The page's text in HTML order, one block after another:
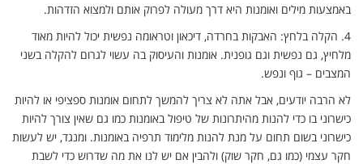
באמצעות מילים ואומנות היא דרך מעולה לפרוק אותם ולמצוא הזדהות.
4. הקלה בלחץ: האבקות בחרדה, דיכאון וטראומה נפשית יכול להיות מאוד
מלחיץ, גם נפשית וגם גופנית. אומנות והעיסוק בה עשוי לגרום להקלה בשני
המצבים – גוף ונפש.
לא הרבה יודעים, אבל אתה לא צריך להמשך לתחום אומנות ספציפי או להיות
כישרוני בו כדי להנות מהיתרונות של טיפול באומנות כמו גם שאין צורך להיות
כישרוני בשום תחום על מנת להנות מלימוד תרפיה באומנות. ומנגד, יש לעשות
חקר עצמי (כמו גם, חקר שוק) ולהבין אם יש לנו את מה שדרוש כדי לשבת